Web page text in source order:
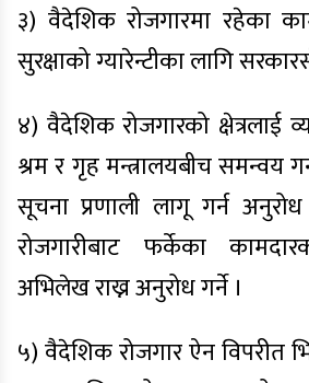
३) वैदेशिक रोजगारमा रहेका
सुरक्षाको ग्यारेन्टीका लागि
४) वैदेशिक रोजगारको क्षेत्रलाई
श्रम र गृह मन्त्रालयबीच समन्वय
सूचना प्रणाली लागू गर्न
रोजगारीबाट फर्केका
अभिलेख राख्न अनुरोध गर्ने ।
५) वैदेशिक रोजगार ऐन विपरीत